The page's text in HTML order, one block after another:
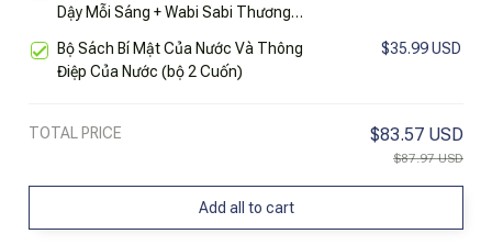
Dậy Mỗi Sáng + Wabi Sabi Thương
Cuốn)
Bộ Sách Bí Mật Của Nước Và Thông
Điệp Của Nước (bộ 2 Cuốn)
$35.99 USD
TOTAL PRICE $83.57 USD
$87.97 USD
Add all to cart